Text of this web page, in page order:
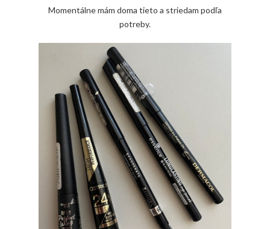
Momentálne mám doma tieto a striedam podľa
potreby.